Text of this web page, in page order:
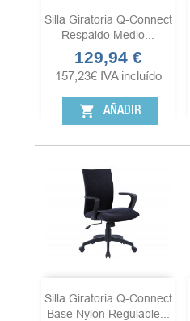
Silla Giratoria Q-Connect
Respaldo Medio...
Precio
129,94 €
157,23€ IVA incluído
shopping_cart AÑADIR
Silla Giratoria Q-Connect
Base Nylon Regulable...